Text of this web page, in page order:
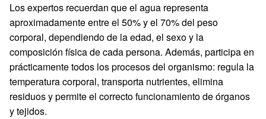
Los expertos recuerdan que el agua representa
aproximadamente entre el 50% y el 70% del peso
corporal, dependiendo de la edad, el sexo y la
composición física de cada persona. Además, participa en
prácticamente todos los procesos del organismo: regula la
temperatura corporal, transporta nutrientes, elimina
residuos y permite el correcto funcionamiento de órganos
y tejidos.